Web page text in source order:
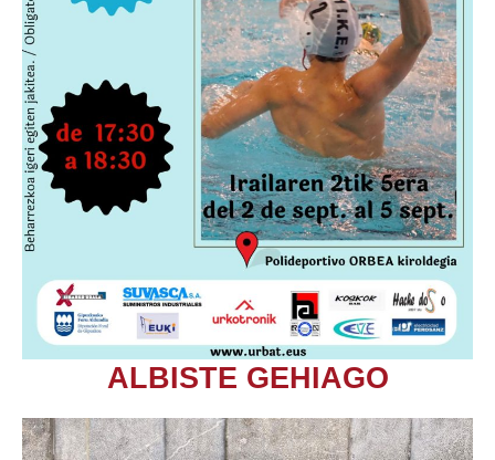
ALBISTE GEHIAGO